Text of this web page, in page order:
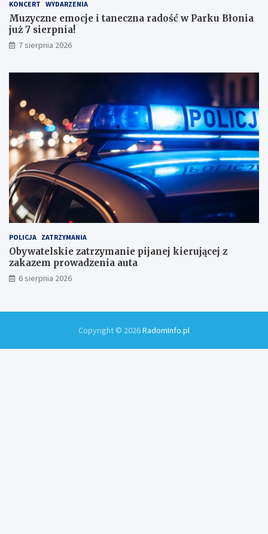
m
i
w
y
k
a
m
KONCERT WYDARZENIA
Muzyczne emocje i taneczna radość w Parku Błonia
już 7 sierpnia!
7 sierpnia 2026
POLICJA ZATRZYMANIA
Obywatelskie zatrzymanie pijanej kierującej z
zakazem prowadzenia auta
6 sierpnia 2026
Copyright © 2026RadomInfo.pl